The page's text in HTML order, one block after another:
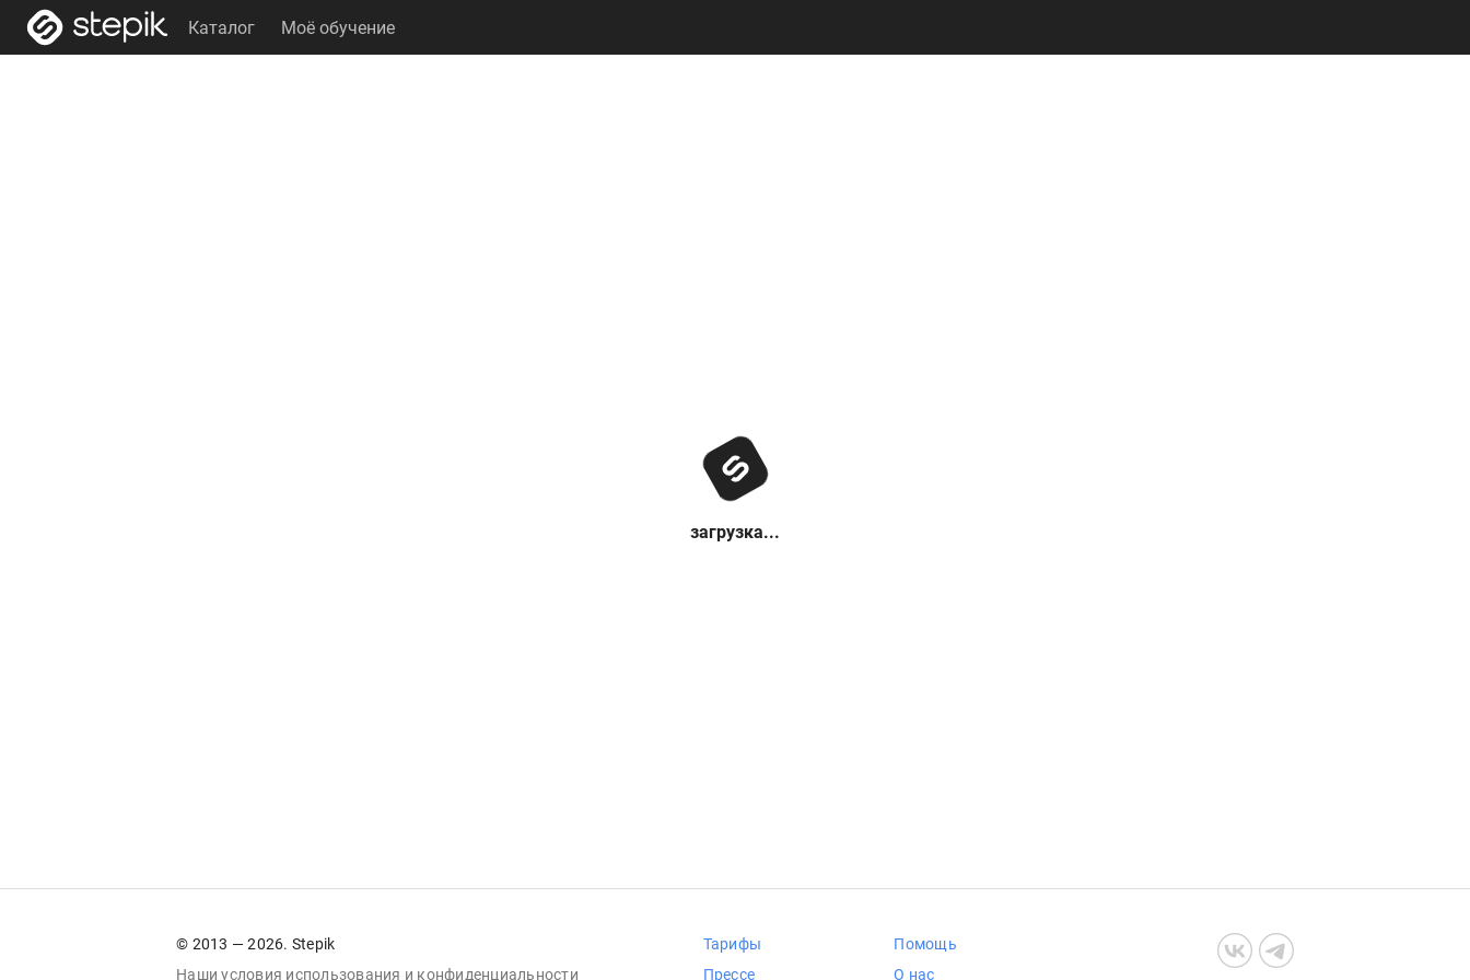
Каталог Моё обучение
загрузка...
© 2013 — 2026. Stepik
Наши условия использования и конфиденциальности
Тарифы
Прессе
Помощь
О нас